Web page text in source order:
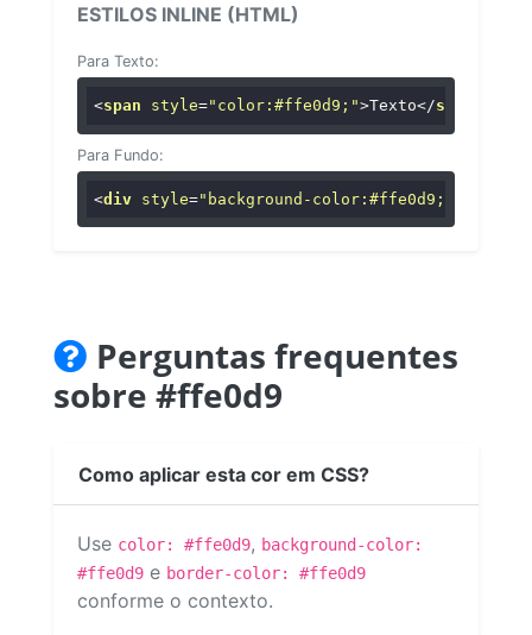
ESTILOS INLINE (HTML)
Para Texto:
<span style="color:#ffe0d9;">Texto</span
Para Fundo:
<div style="background-color:#ffe0d9;"
Perguntas frequentes
sobre #ffe0d9
Como aplicar esta cor em CSS?
Use color: #ffe0d9, background-color:
#ffe0d9 e border-color: #ffe0d9
conforme o contexto.